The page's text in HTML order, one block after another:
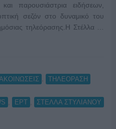
παρουσιάστρια ειδήσεων,
σεζόν στο δυναμικό του
τηλεόρασης.Η Στέλλα …
ΤΗΛΕΟΡΑΣΗ
ΕΡΤ ΣΤΕΛΛΑ ΣΤΥΛΙΑΝΟΥ